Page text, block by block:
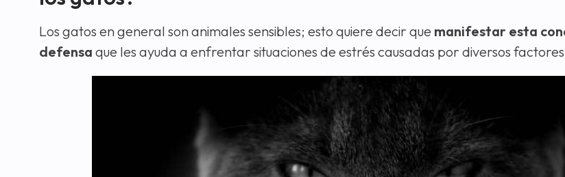
Los gatos en general son animales sensibles; esto quiere decir que manifestar esta
defensa que les ayuda a enfrentar situaciones de estrés causadas por diversos